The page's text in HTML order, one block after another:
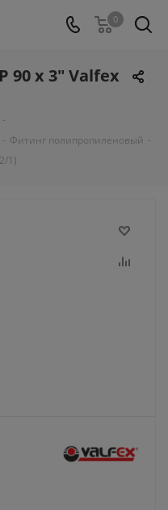
0
90 х 3" Valfex
-
- Фитинг полипропиленовый -
1)